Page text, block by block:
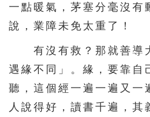
一點暖氣，茅塞分毫沒有
說，業障未免太重了！
有沒有救？那就善導
遇緣不同」。緣，要靠自
聽，這個經一遍一遍又一
人說得好，讀書千遍，其